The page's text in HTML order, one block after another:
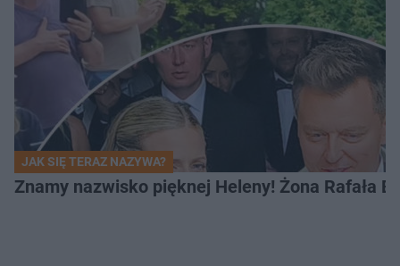
JAK SIĘ TERAZ NAZYWA?
Znamy nazwisko pięknej Heleny! Żona Rafała